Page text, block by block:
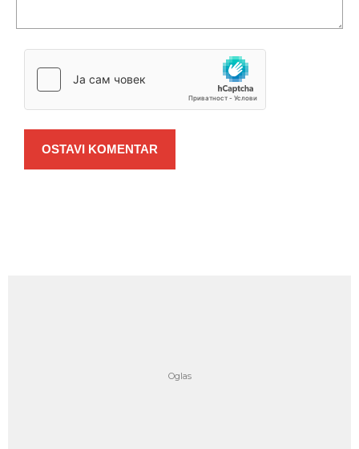
OSTAVI KOMENTAR